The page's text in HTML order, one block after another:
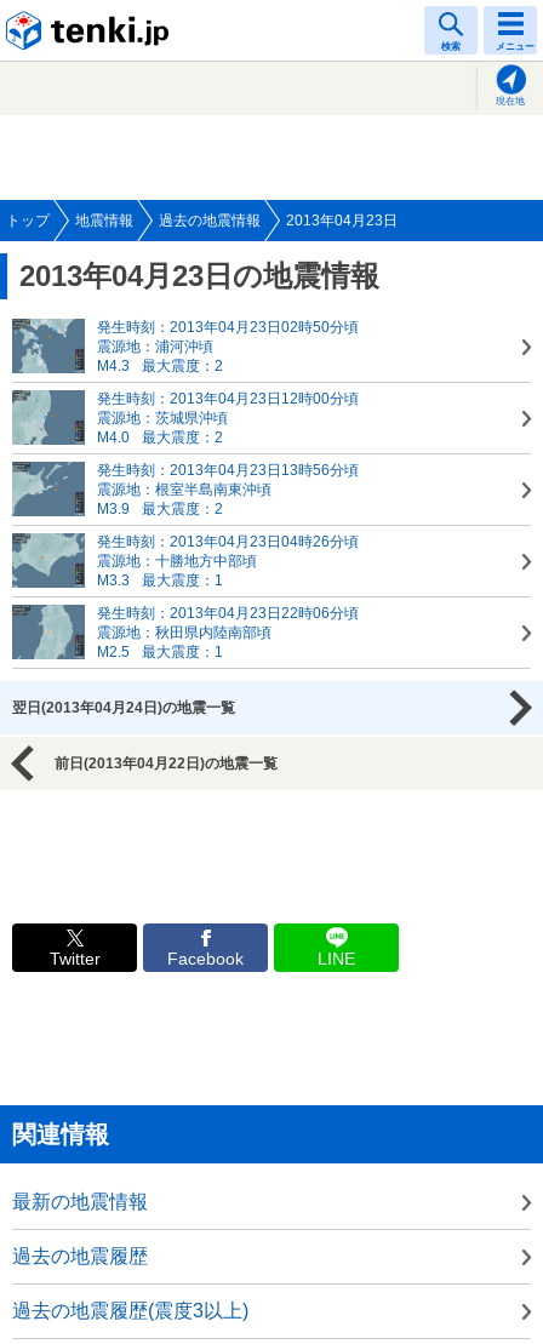
検索 メニュー
現在地
トップ 地震情報 過去の地震情報 2013年04月23日
2013年04月23日の地震情報
発生時刻：2013年04月23日02時50分頃
震源地：浦河沖頃
M4.3
最大震度：2
発生時刻：2013年04月23日12時00分頃
震源地：茨城県沖頃
M4.0
最大震度：2
発生時刻：2013年04月23日13時56分頃
震源地：根室半島南東沖頃
M3.9
最大震度：2
発生時刻：2013年04月23日04時26分頃
震源地：十勝地方中部頃
M3.3
最大震度：1
発生時刻：2013年04月23日22時06分頃
震源地：秋田県内陸南部頃
M2.5
最大震度：1
翌日(2013年04月24日)の地震一覧
前日(2013年04月22日)の地震一覧
Twitter Facebook LINE
関連情報
最新の地震情報
過去の地震履歴
過去の地震履歴(震度3以上)